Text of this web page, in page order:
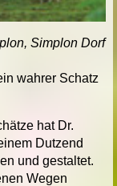
Simplon Dorf
wahrer Schatz
hat Dr.
Dutzend
und gestaltet.
Wegen